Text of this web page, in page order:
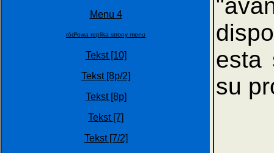
Menu 4
ród³owa replika strony menu
Tekst [10]
Tekst [8p/2]
Tekst [8p]
Tekst [7]
Tekst [7/2]
esta
su